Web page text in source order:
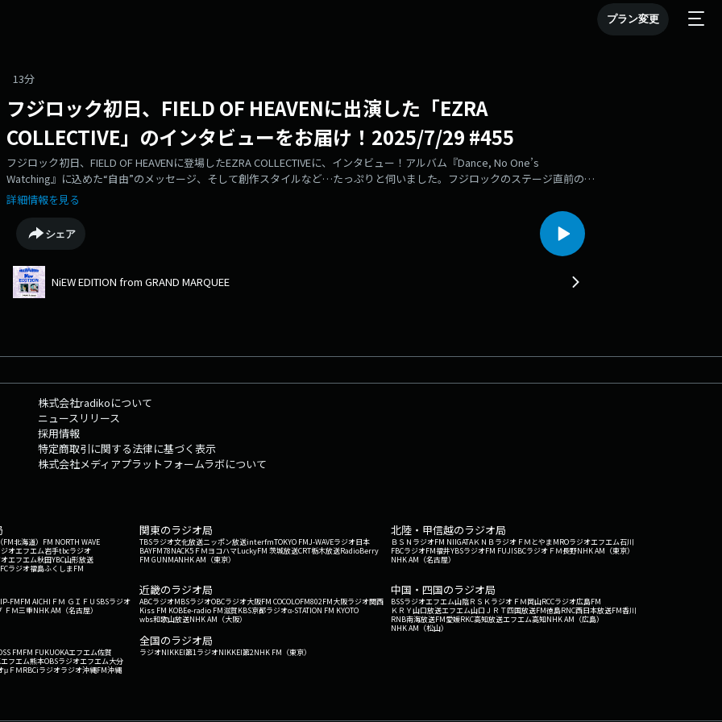
プラン変更
13分
フジロック初日、FIELD OF HEAVENに出演した「EZRA
COLLECTIVE」のインタビューをお届け！2025/7/29 #455
フジロック初日、FIELD OF HEAVENに登場したEZRA COLLECTIVEに、インタビュー！アルバム『Dance, No One’s
Watching』に込めた“自由”のメッセージ、そして創作スタイルなど…たっぷりと伺いました。フジロックのステージ直前の裏
側、ぜひ耳で体感してください。
詳細情報を見る
シェア
NiEW EDITION from GRAND MARQUEE
株式会社radikoについて
ニュースリリース
採用情報
特定商取引に関する法律に基づく表示
株式会社メディアプラットフォームラボについて
北海道） FM NORTH WAVE
オエフエム岩手tbcラジオ
エフエム秋田YBC山形放送
ラジオ福島ふくしまFM
関東のラジオ局
TBSラジオ文化放送ニッポン放送interfmTOKYO FMJ-WAVEラジオ日本
BAYFM78NACK5 ＦＭヨコハマLuckyFM 茨城放送CRT栃木放送RadioBerry
FM GUNMANHK AM（東京）
北陸・甲信越のラジオ局
ＢＳＮラジオFM NIIGATAＫＮＢラジオ ＦＭとやまMROラジオエフエム石川
FBCラジオFM福井YBSラジオFM FUJISBCラジオ ＦＭ長野NHK AM（東京）
NHK AM（名古屋）
FMFM AICHI ＦＭ ＧＩＦＵ SBSラジオ
ＦＭ三重NHK AM（名古屋）
近畿のラジオ局
ABCラジオMBSラジオOBCラジオ大阪FM COCOLOFM802FM大阪ラジオ関西
Kiss FM KOBEe-radio FM滋賀KBS京都ラジオα-STATION FM KYOTO
wbs和歌山放送NHK AM（大阪）
中国・四国のラジオ局
BSSラジオエフエム山陰ＲＳＫラジオ ＦＭ岡山RCCラジオ広島FM
ＫＲＹ山口放送エフエム山口 ＪＲＴ四国放送FM徳島RNC西日本放送FM香川
RNB南海放送FM愛媛RKC高知放送エフエム高知NHK AM（広島）
NHK AM（松山）
FMFM FUKUOKAエフエム佐賀
フエム熊本OBSラジオエフエム大分
μＦＭRBCiラジオラジオ沖縄FM沖縄
全国のラジオ局
ラジオNIKKEI第1ラジオNIKKEI第2NHK FM（東京）